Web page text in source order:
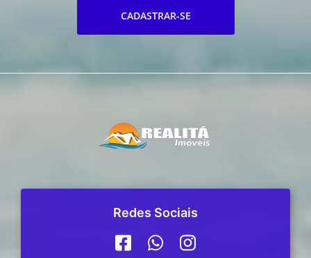
CADASTRAR-SE
Redes Sociais